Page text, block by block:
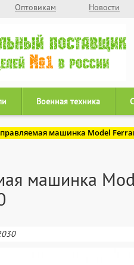
Оптовикам Новости
Военная техника
машинка Model
машинка